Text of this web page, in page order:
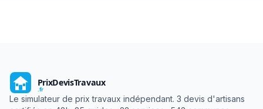
Le simulateur de prix travaux indépendant. 3 devis d'artisans